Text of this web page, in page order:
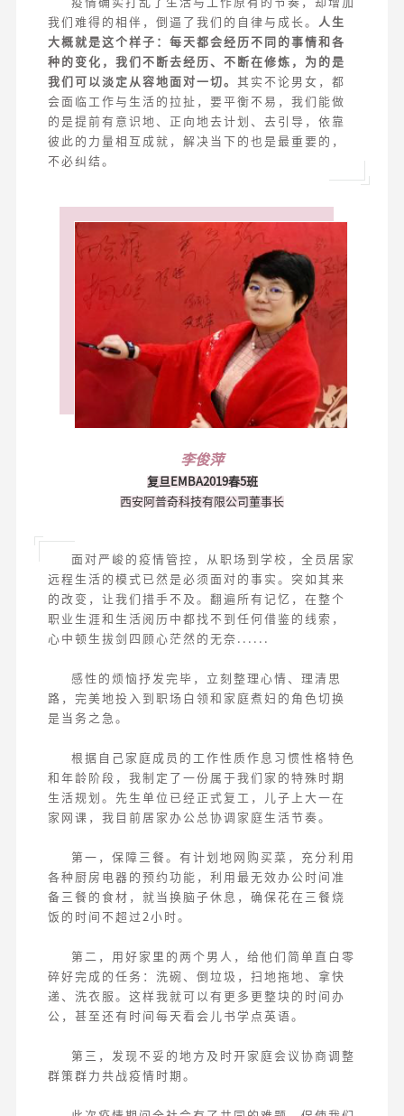
疫情确实打乱了生活与工作原有的节奏，却增加
我们难得的相伴，倒逼了我们的自律与成长。
人生
大概就是这个样子：每天都会经历不同的事情和各
种的变化，我们不断去经历、不断在修炼，为的是
我们可以淡定从容地面对一切。 其实不论男女，都
会面临工作与生活的拉扯，要平衡不易，我们能做
的是提前有意识地、正向地去计划、去引导，依靠
彼此的力量相互成就，解决当下的也是最重要的，
不必纠结。
李俊萍
复旦EMBA2019春5班
西安阿普奇科技有限公司董事长
面对严峻的疫情管控，从职场到学校，全员居家
远程生活的模式已然是必须面对的事实。突如其来
的改变，让我们措手不及。翻遍所有记忆，在整个
职业生涯和生活阅历中都找不到任何借鉴的线索，
心中顿生拔剑四顾心茫然的无奈......
感性的烦恼抒发完毕，立刻整理心情、理清思
路，完美地投入到职场白领和家庭煮妇的角色切换
是当务之急。
根据自己家庭成员的工作性质作息习惯性格特色
和年龄阶段，我制定了一份属于我们家的特殊时期
生活规划。先生单位已经正式复工，儿子上大一在
家网课，我目前居家办公总协调家庭生活节奏。
第一，保障三餐。有计划地网购买菜，充分利用
各种厨房电器的预约功能，利用最无效办公时间准
备三餐的食材，就当换脑子休息，确保花在三餐烧
饭的时间不超过2小时。
第二，用好家里的两个男人，给他们简单直白零
碎好完成的任务：洗碗、倒垃圾，扫地拖地、拿快
递、洗衣服。这样我就可以有更多更整块的时间办
公，甚至还有时间每天看会儿书学点英语。
第三，发现不妥的地方及时开家庭会议协商调整
群策群力共战疫情时期。